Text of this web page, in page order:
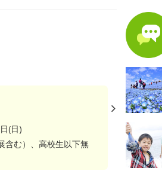
(日)
含む）、高校生以下無